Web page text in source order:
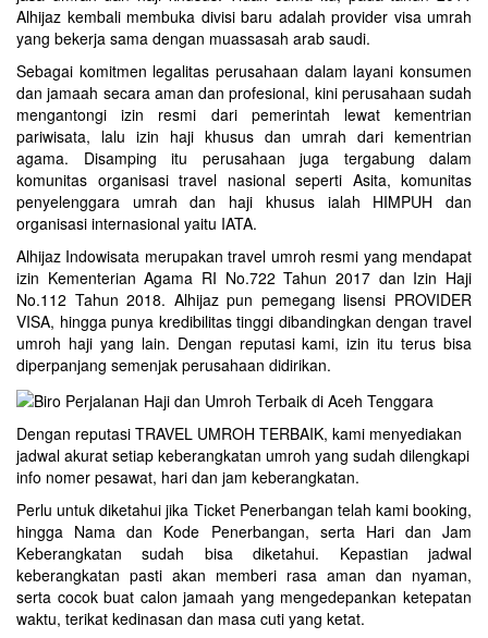
Alhijaz kembali membuka divisi baru adalah provider visa umrah
yang bekerja sama dengan muassasah arab saudi.
Sebagai komitmen legalitas perusahaan dalam layani konsumen
dan jamaah secara aman dan profesional, kini perusahaan sudah
mengantongi izin resmi dari pemerintah lewat kementrian
pariwisata, lalu izin haji khusus dan umrah dari kementrian
agama. Disamping itu perusahaan juga tergabung dalam
komunitas organisasi travel nasional seperti Asita, komunitas
penyelenggara umrah dan haji khusus ialah HIMPUH dan
organisasi internasional yaitu IATA.
Alhijaz Indowisata merupakantravel umroh resmi yang mendapat
izin Kementerian Agama RI No.722 Tahun 2017 dan Izin Haji
No.112 Tahun 2018. Alhijaz pun pemegang lisensi PROVIDER
VISA, hingga punya kredibilitas tinggi dibandingkan dengan travel
umroh haji yang lain. Dengan reputasi kami, izin itu terus bisa
diperpanjang semenjak perusahaan didirikan.
Dengan reputasi TRAVEL UMROH TERBAIK, kami menyediakan
jadwal akurat setiap keberangkatan umroh yang sudah dilengkapi
info nomer pesawat, hari dan jam keberangkatan.
Perlu untuk diketahui jika Ticket Penerbangan telah kami booking,
hingga Nama dan Kode Penerbangan, serta Hari dan Jam
Keberangkatan sudah bisa diketahui. Kepastian jadwal
keberangkatan pasti akan memberi rasa aman dan nyaman,
serta cocok buat calon jamaah yang mengedepankan ketepatan
waktu, terikat kedinasan dan masa cuti yang ketat.